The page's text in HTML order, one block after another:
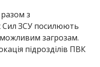
з
Сил ЗСУ посилюють
загрозам.
підрозділів ПВК